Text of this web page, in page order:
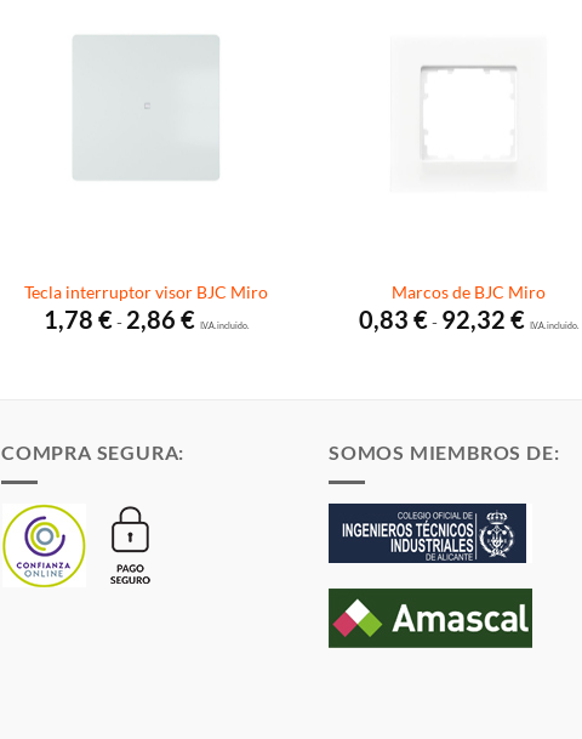
Tecla interruptor visor BJC Miro
1,78 €- 2,86 €Rango
de
I.V.A. incluido.
Marcos de BJC Miro
0,83€- 92,32€deI.V.A. incluido.
COMPRA SEGURA: SOMOS MIEMBROS DE: